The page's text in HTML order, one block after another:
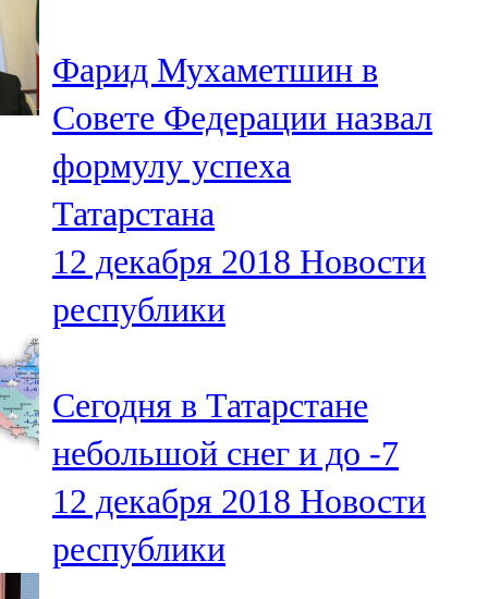
Олы Әтнә
71,42 FM
Сарман
107,8 FM
Теләче
106,1 FM
102,6 FM
Чирмешән
107,7 FM
Чистай
Фарид Мухаметшин в
Совете Федерации назвал
формулу успеха
Татарстана
12 декабря 2018 Новости
республики
Сегодня в Татарстане
небольшой снег и до -7
12 декабря 2018 Новости
республики